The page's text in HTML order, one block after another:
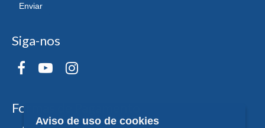
Enviar
Siga-nos
Formas de Pagamento
Aviso de uso de cookies